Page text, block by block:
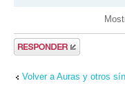
Publicar una
respuesta
Volver a Auras y otros